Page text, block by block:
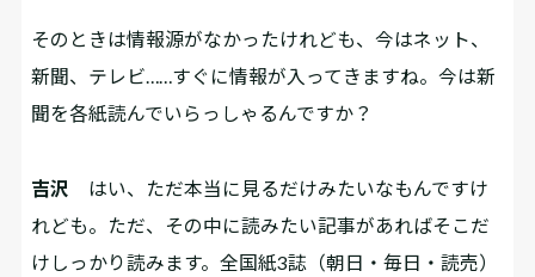
――そのときは情報源がなかったけれども、今はネット、
新聞、テレビ……すぐに情報が入ってきますね。今は新
聞を各紙読んでいらっしゃるんですか？
吉沢
はい、ただ本当に見るだけみたいなもんですけ
れども。ただ、その中に読みたい記事があればそこだ
けしっかり読みます。全国紙3誌（朝日・毎日・読売）